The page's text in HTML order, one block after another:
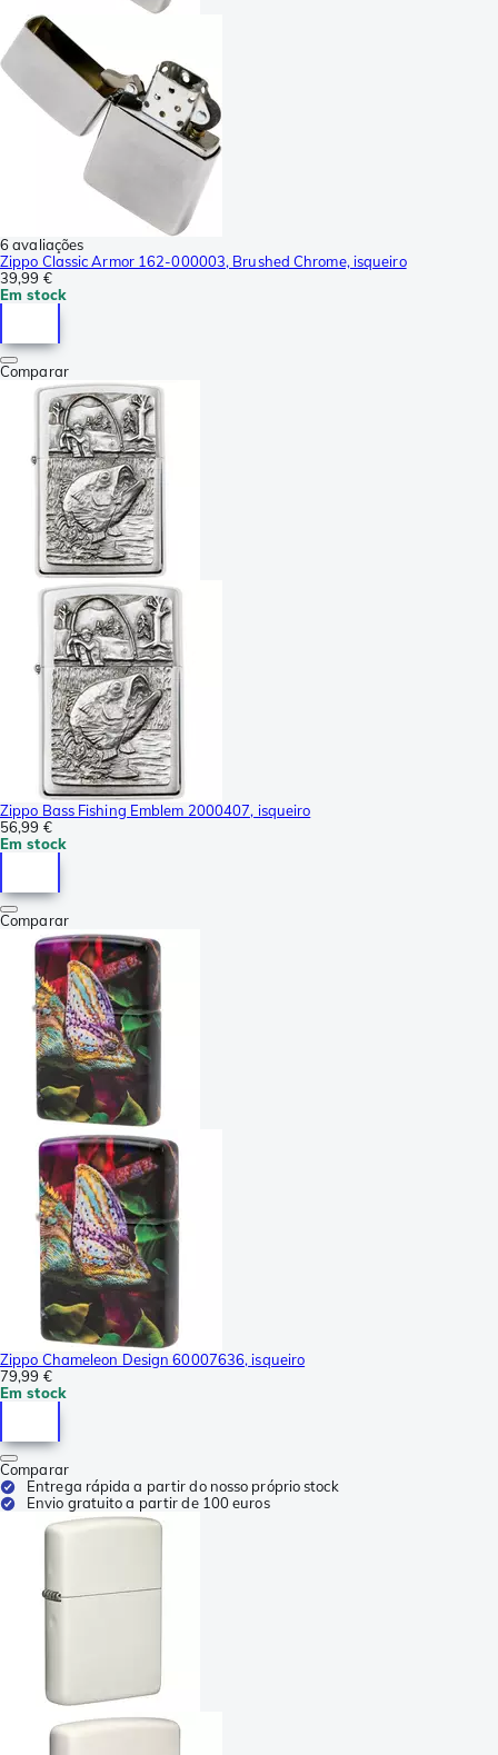
6 avaliações
Zippo Classic Armor 162-000003, Brushed Chrome, isqueiro
39,99 €
Em stock
Comparar
Zippo Bass Fishing Emblem 2000407, isqueiro
56,99 €
Em stock
Comparar
Zippo Chameleon Design 60007636, isqueiro
79,99 €
Em stock
Comparar
Entrega rápida a partir do nosso próprio stock
Envio gratuito a partir de 100 euros